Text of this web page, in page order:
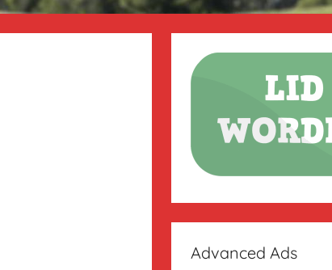
Advanced Ads